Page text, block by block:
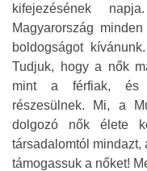
kifejezésének
Magyarország
boldogságot
Tudjuk, hogy a nők
mint a férfiak, és
részesülnek. Mi, a
dolgozó nők élete
társadalomtól mindazt,
támogassuk a nőket!